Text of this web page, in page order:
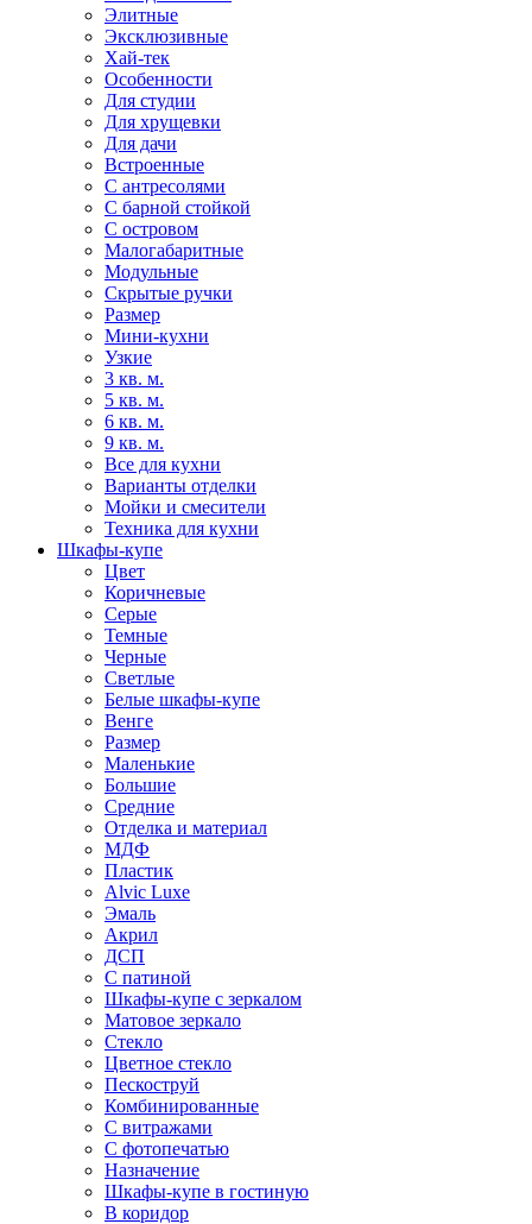
Элитные
Эксклюзивные
Хай-тек
Особенности
Для студии
Для хрущевки
Для дачи
Встроенные
С антресолями
С барной стойкой
С островом
Малогабаритные
Модульные
Скрытые ручки
Размер
Мини-кухни
Узкие
3 кв. м.
5 кв. м.
6 кв. м.
9 кв. м.
Все для кухни
Варианты отделки
Мойки и смесители
Техника для кухни
Шкафы-купе
Цвет
Коричневые
Серые
Темные
Черные
Светлые
Белые шкафы-купе
Венге
Размер
Маленькие
Большие
Средние
Отделка и материал
МДФ
Пластик
Alvic Luxe
Эмаль
Акрил
ДСП
С патиной
Шкафы-купе с зеркалом
Матовое зеркало
Стекло
Цветное стекло
Пескоструй
Комбинированные
С витражами
С фотопечатью
Назначение
Шкафы-купе в гостиную
В коридор